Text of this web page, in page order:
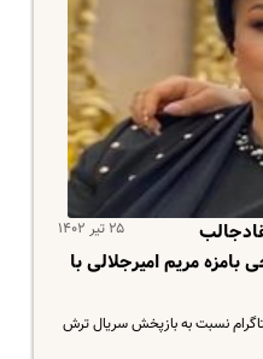
۲۵ تیر ۱۴۰۲
بامزه مریم امیرجلالی با
نسبت به بازپخش سریال ترش